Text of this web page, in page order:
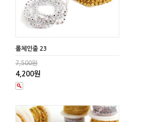
롤체인줄 23
7,500원
4,200원